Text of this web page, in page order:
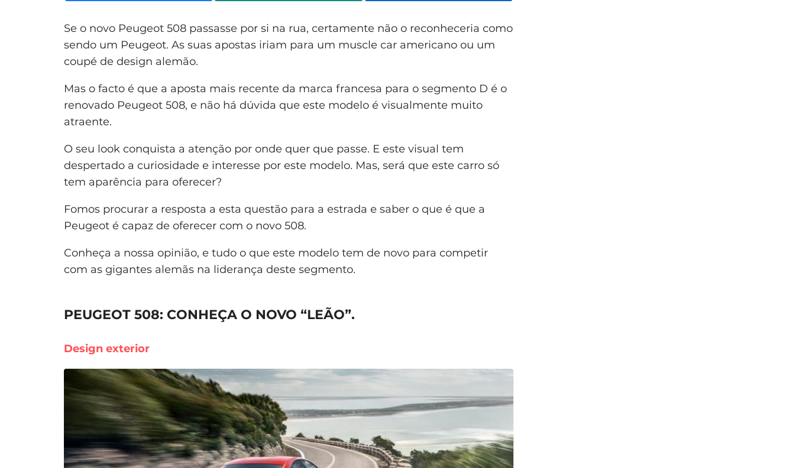
Se o novo Peugeot 508 passasse por si na rua, certamente não o reconheceria como
sendo um Peugeot. As suas apostas iriam para um muscle car americano ou um
coupé de design alemão.
Mas o facto é que a aposta mais recente da marca francesa para o segmento D é o
renovado Peugeot 508, e não há dúvida que este modelo é visualmente muito
atraente.
O seu look conquista a atenção por onde quer que passe. E este visual tem
despertado a curiosidade e interesse por este modelo. Mas, será que este carro só
tem aparência para oferecer?
Fomos procurar a resposta a esta questão para a estrada e saber o que é que a
Peugeot é capaz de oferecer com o novo 508.
Conheça a nossa opinião, e tudo o que este modelo tem de novo para competir
com as gigantes alemãs na liderança deste segmento.
PEUGEOT 508: CONHEÇA O NOVO “LEÃO”.
Design exterior